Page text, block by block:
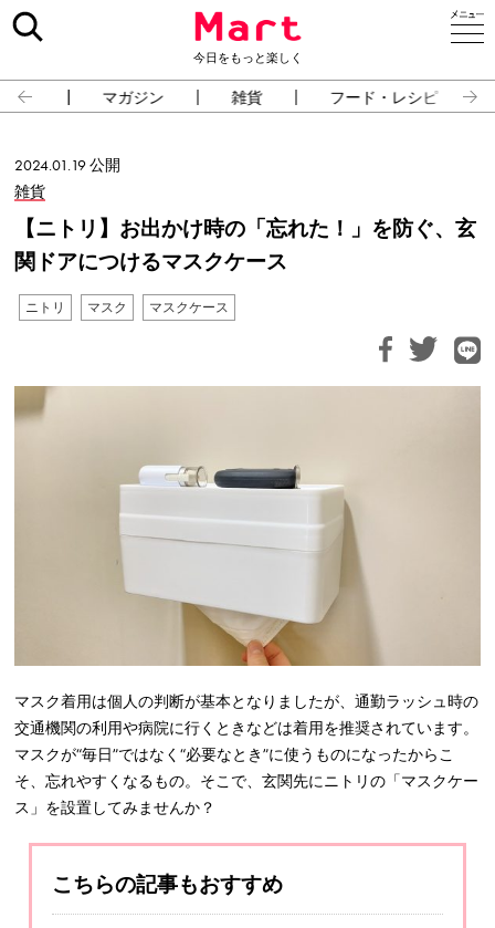
今日をもっと楽しく
占い マガジン 雑貨 フード・レシピ
2024.01.19 公開
雑貨
【ニトリ】お出かけ時の「忘れた！」を防ぐ、玄
関ドアにつけるマスクケース
ニトリ マスク マスクケース
マスク着用は個人の判断が基本となりましたが、通勤ラッシュ時の
交通機関の利用や病院に行くときなどは着用を推奨されています。
マスクが“毎日”ではなく“必要なとき”に使うものになったからこ
そ、忘れやすくなるもの。そこで、玄関先にニトリの「マスクケー
ス」を設置してみませんか？
こちらの記事もおすすめ